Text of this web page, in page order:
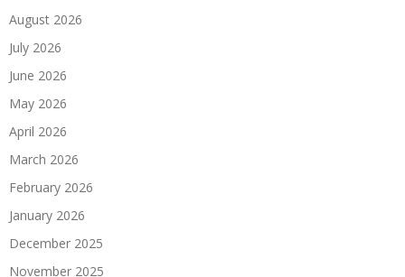
August 2026
July 2026
June 2026
May 2026
April 2026
March 2026
February 2026
January 2026
December 2025
November 2025